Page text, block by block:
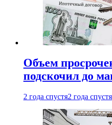
Объем
подскочил до
2 года спустя2 года спустя